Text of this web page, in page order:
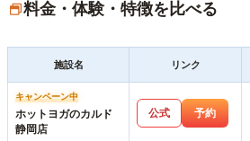
料金・体験・特徴を比べる
施設名 リンク
キャンペーン中
ホットヨガのカルド
静岡店
公式 予約